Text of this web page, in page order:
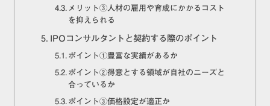
メリット③人材の雇用や育成にかかるコスト
を抑えられる
IPOコンサルタントと契約する際のポイント
ポイント①豊富な実績があるか
ポイント②得意とする領域が自社のニーズと
合っているか
ポイント③価格設定が適正か